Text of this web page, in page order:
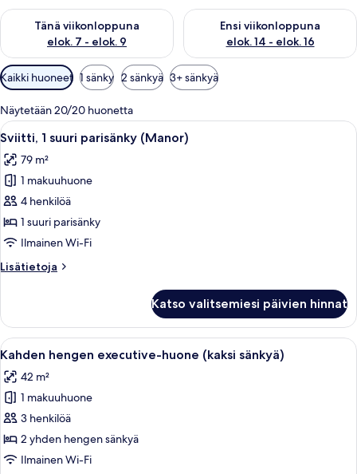
Tänä viikonloppuna
elok. 7 - elok. 9
Tarkista tämän viikonlopun saatavuus elok. 7 - elok. 9
Ensi viikonloppuna
elok. 14 - elok. 16
Tarkista ensi viikonlopun
Huoneille
saatavilla
olevia
suodattimia
Kaikki huoneet 1 sänky 2 sänkyä 3+ sänkyä
Näytetään 20/20 huonetta
Avaa
kaikki
huonetyypin
Sviitti,
1
suuri
parisänky
kuvat
Moderni kylpyhuone, jossa on kaksi
6
Sviitti, 1 suuri parisänky (Manor)
79 m²
1 makuuhuone
4 henkilöä
1 suuri parisänky
Ilmainen Wi-Fi
Lisätietoja
Lisätietoja
suuri
parisänky
(Manor)
Katso valitsemiesi päivien hinnat
Avaa
kaikki
huonetyypin
Kahden
hengen
executive-
huone
Moderni hotellihuone, jossa on
4
Kahden hengen executive-huone (kaksi sänkyä)
42 m²
1 makuuhuone
3 henkilöä
2 yhden hengen sänkyä
Ilmainen Wi-Fi